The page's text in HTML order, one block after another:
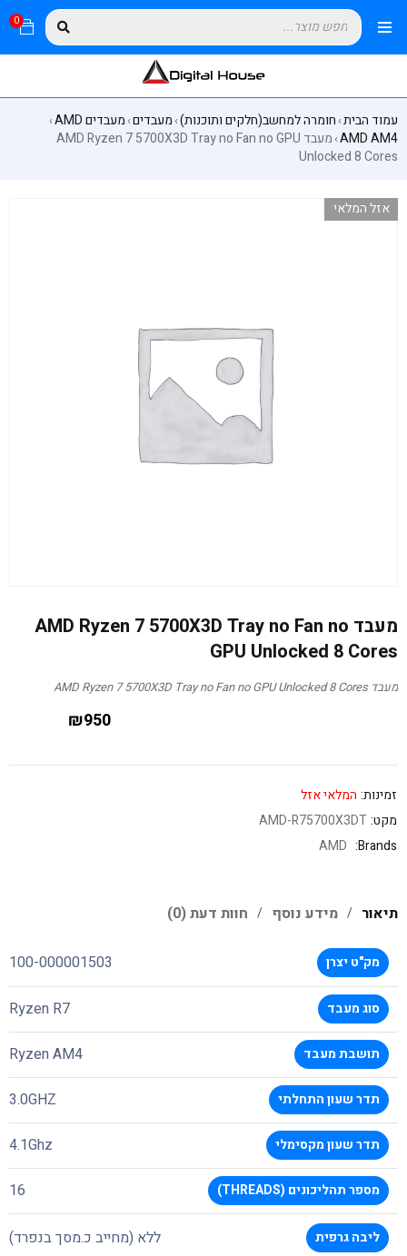
0
עמוד הבית›חומרה למחשב(חלקים ותוכנות)›מעבדים›מעבדים AMD ›
AMD AM4
›
מעבד AMD Ryzen 7 5700X3D Tray no Fan no GPU
Unlocked 8 Cores
אזל המלאי
מעבד AMD Ryzen 7 5700X3D Tray no Fan no
GPU Unlocked 8 Cores
מעבד AMD Ryzen 7 5700X3D Tray no Fan no GPU Unlocked 8 Cores
₪950
זמינות: המלאי אזל
מקט:AMD-R75700X3DT
Brands:
AMD
תיאור מידע נוסף חוות דעת (0)
מק"ט יצרן 100-000001503
סוג מעבד Ryzen R7
תושבת מעבד Ryzen AM4
תדר שעון התחלתי 3.0GHZ
תדר שעון מקסימלי 4.1Ghz
מספר תהליכונים (THREADS) 16
ליבה גרפית ללא (מחייב כ.מסך בנפרד)